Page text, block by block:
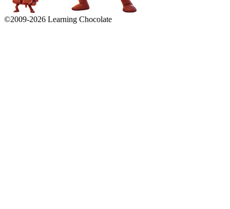
©2009-2026 Learning Chocolate